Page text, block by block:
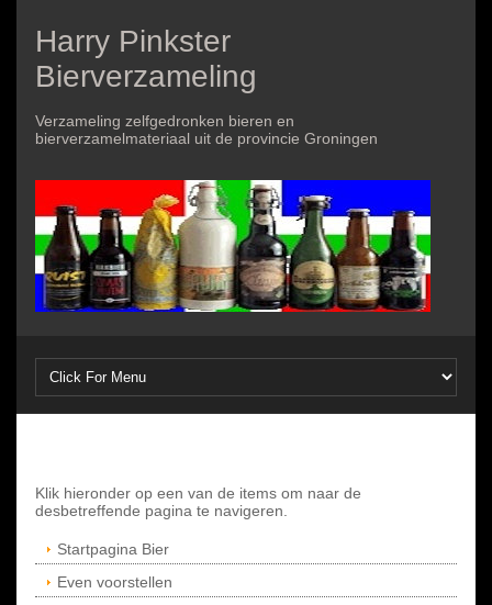
Harry Pinkster
Bierverzameling
Verzameling zelfgedronken bieren en
bierverzamelmateriaal uit de provincie Groningen
Klik hieronder op een van de items om naar de
desbetreffende pagina te navigeren.
Startpagina Bier
Even voorstellen